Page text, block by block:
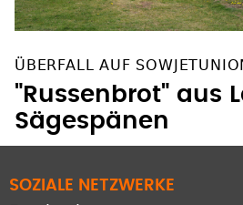
"Russenbrot" aus
Sägespänen
Facebook